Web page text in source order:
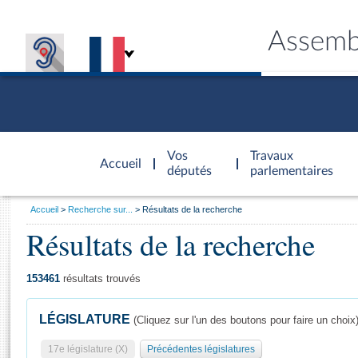
Accueil
d'accueil
Vos
députés
Travaux
parlementaires
Général
Vous
Accueil Recherche sur... Résultats de la recherche
Résultats de la recherche
153461 résultats trouvés
LÉGISLATURE (Cliquez sur l'un des boutons pour faire un choix)
17e législature (X) Précédentes législatures